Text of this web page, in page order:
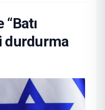
“Batı
durdurma